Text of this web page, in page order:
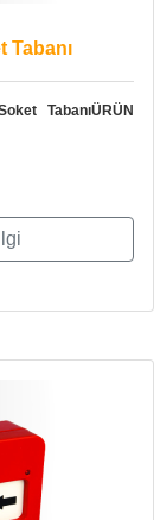
Tabanı
TabanıÜRÜN